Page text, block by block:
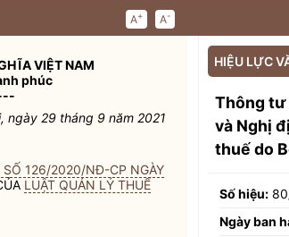
A+ A-
VIỆT NAM
phúc
ngày 29 tháng 9 năm 2021
SỐ 126/2020/NĐ-CP NGÀY
LUẬT QUẢN LÝ THUẾ
HIỆU LỰC
Thông tư
và Nghị
thuế do
Số hiệu:
Ngày ban